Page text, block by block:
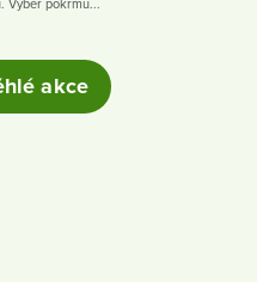
Výběr pokrmu...
akce